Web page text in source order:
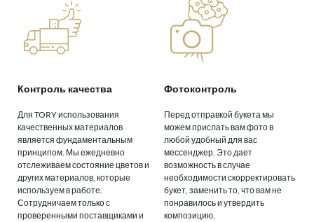
Контроль качества
Для TORY использования
качественных материалов
является фундаментальным
принципом. Мы ежедневно
отслеживаем состояние цветов и
других материалов, которые
используем в работе.
Сотрудничаем только с
проверенными поставщиками и
Фотоконтроль
Перед отправкой букета мы
можем прислать вам фото в
любой удобный для вас
мессенджер. Это дает
возможность в случае
необходимости скорректировать
букет, заменить то, что вам не
понравилось и утвердить
композицию.